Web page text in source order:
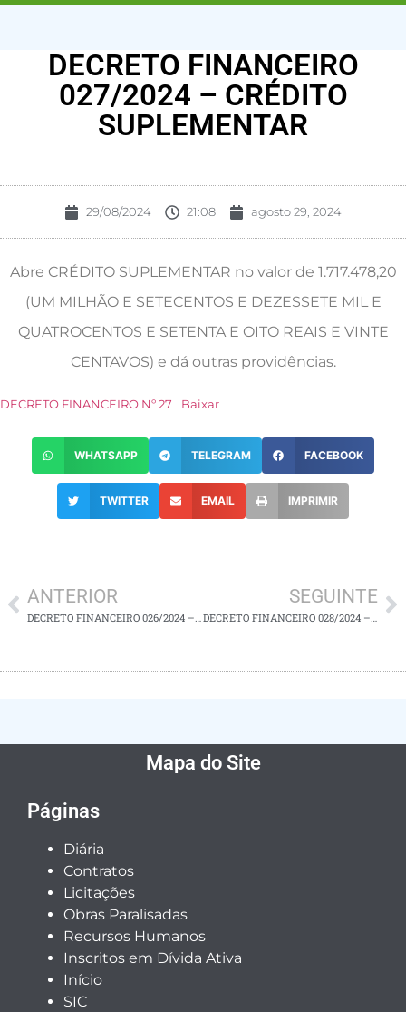
DECRETO FINANCEIRO
027/2024 – CRÉDITO
SUPLEMENTAR
29/08/2024 21:08 agosto 29, 2024
Abre CRÉDITO SUPLEMENTAR no valor de 1.717.478,20
(UM MILHÃO E SETECENTOS E DEZESSETE MIL E
QUATROCENTOS E SETENTA E OITO REAIS E VINTE
CENTAVOS) e dá outras providências.
DECRETO FINANCEIRO Nº 27 Baixar
WHATSAPP TELEGRAM FACEBOOK
TWITTER EMAIL IMPRIMIR
ANTERIOR
DECRETO FINANCEIRO 026/2024 – CRÉDITO SUPLEMENTAR
SEGUINTE
DECRETO FINANCEIRO 028/2024 – ALTERAÇÃO DO QDD
Mapa do Site
Páginas
Diária
Contratos
Licitações
Obras Paralisadas
Recursos Humanos
Inscritos em Dívida Ativa
Início
SIC